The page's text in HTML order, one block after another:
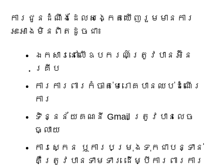
ការជូនដំណឹងដែលសង្កេតឃើញរួមមានការ
អះអាងមិនពិតដូចជា៖
ឯកសារនៅលើឧបករណ៍ត្រូវបានអ៊ិន
គ្រីប
ការការពារកំចាត់មេរោគបានឈប់ដំណើរ
ការ
ទិន្នន័យគណនី Gmail ត្រូវបានលេច
ធ្លាយ
ការស្កេន ឬការបម្រុងទុកជាបន្ទាន់
គឺត្រូវបានទាមទារ ដើម្បីការពារការ